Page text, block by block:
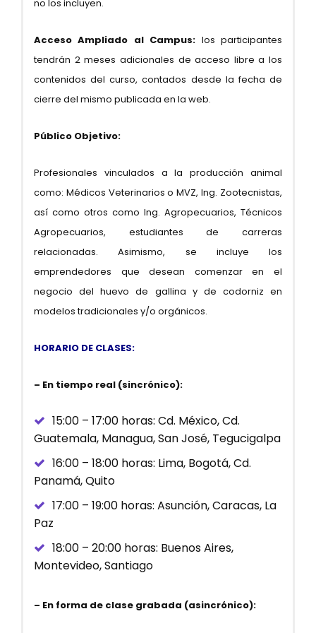
no los incluyen.
Acceso Ampliado al Campus: los participantes
tendrán 2 meses adicionales de acceso libre a los
contenidos del curso, contados desde la fecha de
cierre del mismo publicada en la web.
Público Objetivo:
Profesionales vinculados a la producción animal
como: Médicos Veterinarios o MVZ, Ing. Zootecnistas,
así como otros como Ing. Agropecuarios, Técnicos
Agropecuarios, estudiantes de carreras
relacionadas. Asimismo, se incluye los
emprendedores que desean comenzar en el
negocio del huevo de gallina y de codorniz en
modelos tradicionales y/o orgánicos.
HORARIO DE CLASES:
– En tiempo real (sincrónico):
15:00 – 17:00 horas: Cd. México, Cd.
Guatemala, Managua, San José, Tegucigalpa
16:00 – 18:00 horas: Lima, Bogotá, Cd.
Panamá, Quito
17:00 – 19:00 horas: Asunción, Caracas, La
Paz
18:00 – 20:00 horas: Buenos Aires,
Montevideo, Santiago
– En forma de clase grabada (asincrónico):